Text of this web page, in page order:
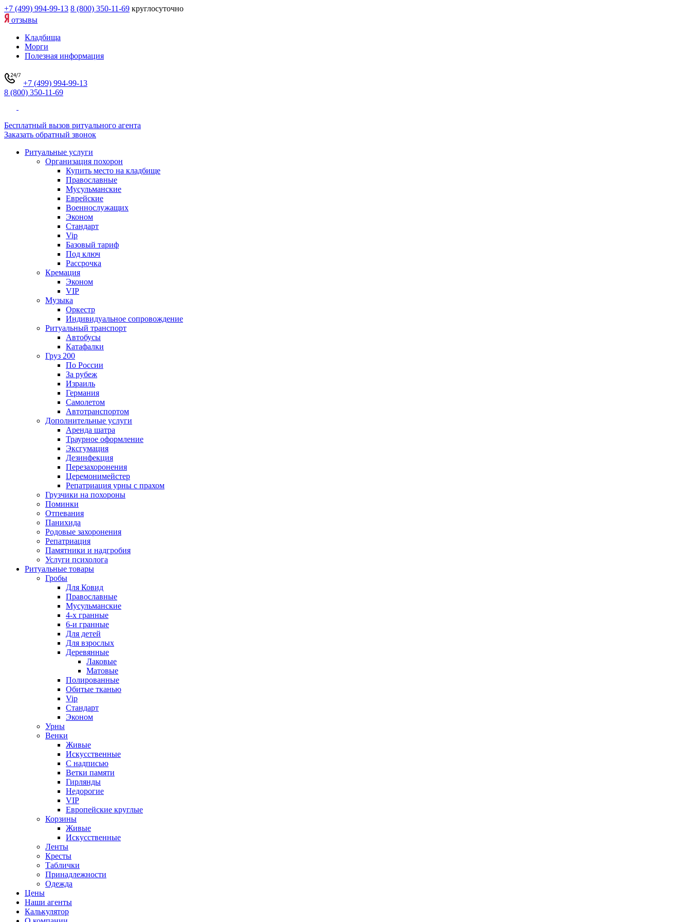
+7 (499) 994-99-13 8 (800) 350-11-69 круглосуточно
отзывы
Кладбища
Морги
Полезная информация
+7 (499) 994-99-13
8 (800) 350-11-69
Бесплатный вызов ритуального агента
Заказать обратный звонок
Ритуальные услуги
Организация похорон
Купить место на кладбище
Православные
Мусульманские
Еврейские
Военнослужащих
Эконом
Стандарт
Vip
Базовый тариф
Под ключ
Рассрочка
Кремация
Эконом
VIP
Музыка
Оркестр
Индивидуальное сопровождение
Ритуальный транспорт
Автобусы
Катафалки
Груз 200
По России
За рубеж
Израиль
Германия
Самолетом
Автотранспортом
Дополнительные услуги
Аренда шатра
Траурное оформление
Эксгумация
Дезинфекция
Перезахоронения
Церемонимейстер
Репатриация урны с прахом
Грузчики на похороны
Поминки
Отпевания
Панихида
Родовые захоронения
Репатриация
Памятники и надгробия
Услуги психолога
Ритуальные товары
Гробы
Для Ковид
Православные
Мусульманские
4-х гранные
6-и гранные
Для детей
Для взрослых
Деревянные
Лаковые
Матовые
Полированные
Обитые тканью
Vip
Стандарт
Эконом
Урны
Венки
Живые
Искусственные
С надписью
Ветки памяти
Гирлянды
Недорогие
VIP
Европейские круглые
Корзины
Живые
Искусственные
Ленты
Кресты
Таблички
Принадлежности
Одежда
Цены
Наши агенты
Калькулятор